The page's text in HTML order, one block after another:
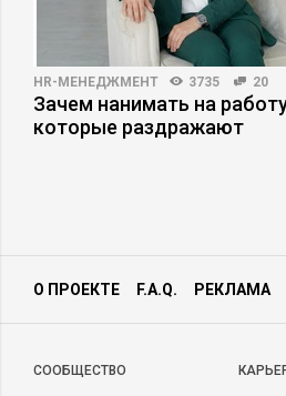
HR-МЕНЕДЖМЕНТ 3735 20
Зачем нанимать на
которые раздражают
О ПРОЕКТЕ F.A.Q. РЕКЛАМА
CООБЩЕСТВО